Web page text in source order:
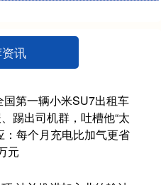
讯
第一辆小米SU7出租车
踢出司机群，吐槽他“太
：每个月充电比加气更省
元